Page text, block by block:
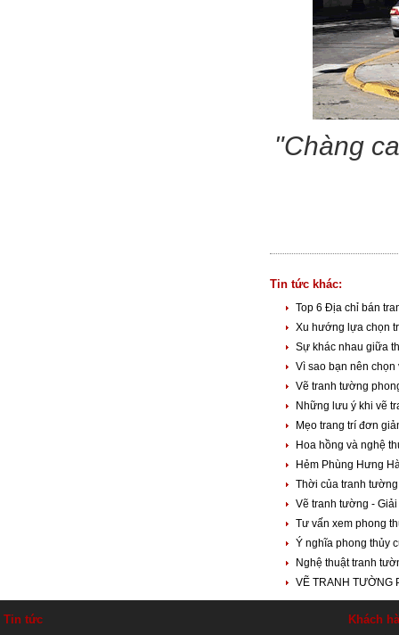
"Chàng
Tin tức khác:
Top 6 Địa chỉ bán
Xu hướng lựa chọn
Sự khác nhau giữa
Vì sao bạn nên
Vẽ tranh tường
Những lưu ý khi vẽ
Mẹo trang trí đơn
Hoa hồng và nghệ
Hẻm Phùng Hưng
Thời của tranh
Vẽ tranh tường -
Tư vấn xem phong
Ý nghĩa phong thủy
Nghệ thuật tranh
VẼ TRANH TƯỜNG
Tin tức Khách